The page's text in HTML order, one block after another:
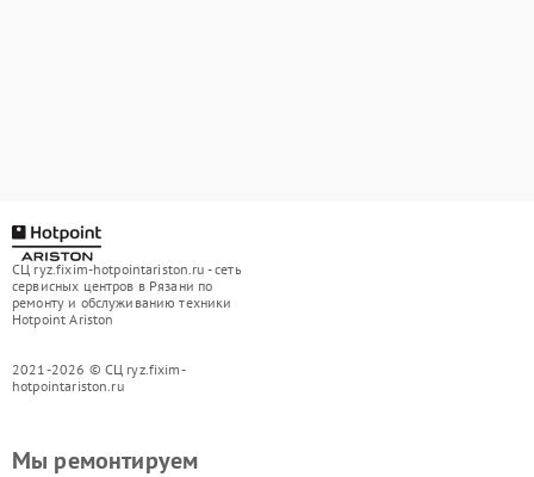
СЦ ryz.fixim-hotpointariston.ru - сеть
сервисных центров в Рязани по
ремонту и обслуживанию техники
Hotpoint Ariston
2021-2026 © СЦ ryz.fixim-
hotpointariston.ru
Мы ремонтируем